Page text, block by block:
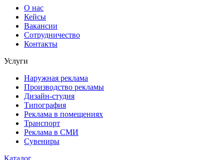
О нас
Кейсы
Вакансии
Сотрудничество
Контакты
Услуги
Наружная реклама
Производство рекламы
Дизайн-студия
Типография
Реклама в помещениях
Транспорт
Реклама в СМИ
Сувениры
Каталог